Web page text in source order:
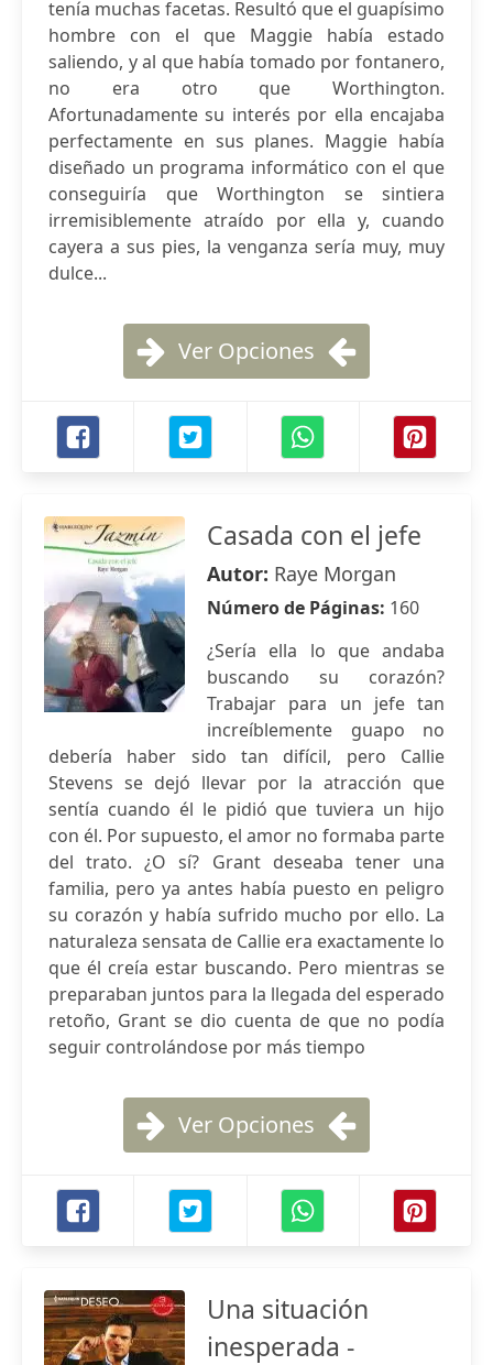
tenía muchas facetas. Resultó que el guapísimo
hombre con el que Maggie había estado
saliendo, y al que había tomado por fontanero,
no era otro que Worthington.
Afortunadamente su interés por ella encajaba
perfectamente en sus planes. Maggie había
diseñado un programa informático con el que
conseguiría que Worthington se sintiera
irremisiblemente atraído por ella y, cuando
cayera a sus pies, la venganza sería muy, muy
dulce...
Ver Opciones
Casada con el jefe
Autor: Raye Morgan
Número de Páginas: 160
¿Sería ella lo que andaba
buscando su corazón?
Trabajar para un jefe tan
increíblemente guapo no
debería haber sido tan difícil, pero Callie
Stevens se dejó llevar por la atracción que
sentía cuando él le pidió que tuviera un hijo
con él. Por supuesto, el amor no formaba parte
del trato. ¿O sí? Grant deseaba tener una
familia, pero ya antes había puesto en peligro
su corazón y había sufrido mucho por ello. La
naturaleza sensata de Callie era exactamente lo
que él creía estar buscando. Pero mientras se
preparaban juntos para la llegada del esperado
retoño, Grant se dio cuenta de que no podía
seguir controlándose por más tiempo
Ver Opciones
Una situación
inesperada -